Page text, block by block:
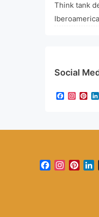
Think tank
Social
Facebook
Facebook